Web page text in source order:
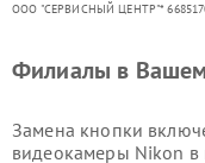
ООО "СЕРВИСНЫЙ ЦЕНТР"*
Филиалы в
Замена кнопки
видеокамеры Nikon в